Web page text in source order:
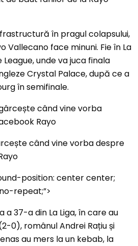
în pragul colapsului,
Vallecano face minuni. Fie în La
unde va juca finala
Crystal Palace, după ce a
în semifinale.
când vine vorba despre
position: center center;
repeat;”>
a 37-a din La Liga, în care au
0), românul Andrei Rațiu și
au mers la un kebab, la